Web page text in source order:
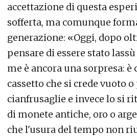
accettazione di questa
sofferta, ma comunque
generazione: «Oggi, dopo
pensare di essere stato
me è ancora una sorpresa:
cassetto che si crede vuoto
cianfrusaglie e invece lo si
di monete antiche, oro o
che l'usura del tempo non